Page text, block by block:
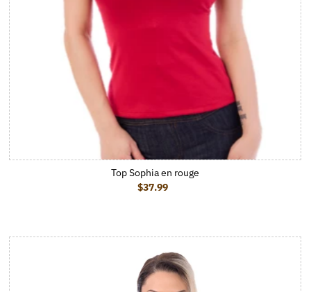
Top Sophia en rouge
Prix ordinaire
$37.99